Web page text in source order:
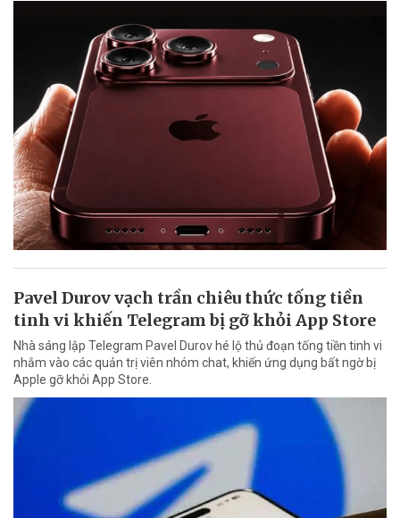
Pavel Durov vạch trần chiêu thức tống tiền
tinh vi khiến Telegram bị gỡ khỏi App Store
Nhà sáng lập Telegram Pavel Durov hé lộ thủ đoạn tống tiền tinh vi
nhắm vào các quản trị viên nhóm chat, khiến ứng dụng bất ngờ bị
Apple gỡ khỏi App Store.